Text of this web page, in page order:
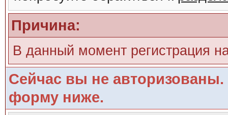
Причина:
В данный момент регистрация
Сейчас вы не авторизованы.
форму ниже.